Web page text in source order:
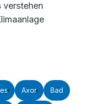
verstehen
Axor Bad